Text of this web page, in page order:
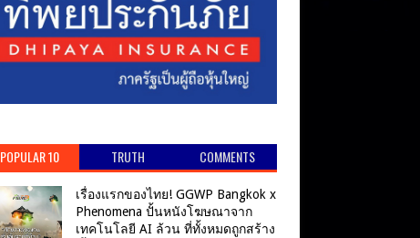
POPULAR 10 TRUTH COMMENTS
เรื่องแรกของไทย! GGWP Bangkok x
Phenomena ปั้นหนังโฆษณาจาก
เทคโนโลยี AI ล้วน ที่ทั้งหมดถูกสร้าง